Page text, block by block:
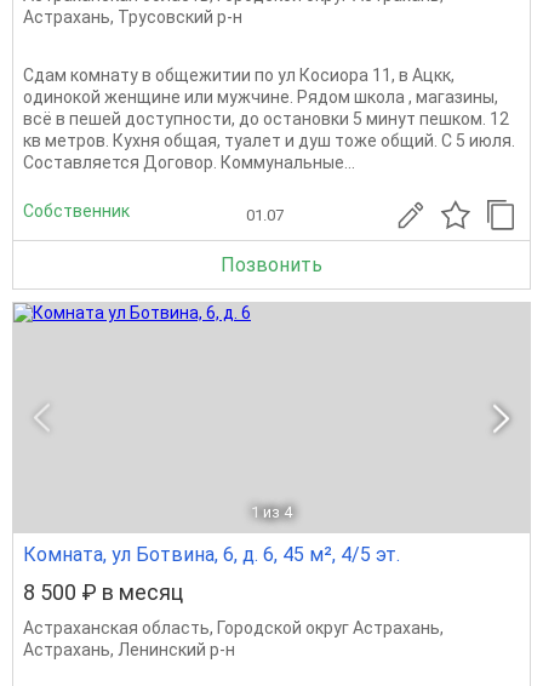
Астрахань, Трусовский р-н
Сдам комнату в общежитии по ул Косиора 11, в Ацкк,
одинокой женщине или мужчине. Рядом школа , магазины,
всё в пешей доступности, до остановки 5 минут пешком. 12
кв метров. Кухня общая, туалет и душ тоже общий. С 5 июля.
Составляется Договор. Коммунальные...
Собственник 01.07
Позвонить
1 из 4
Комната, ул Ботвина, 6, д. 6, 45 м², 4/5 эт.
8 500 ₽ в месяц
Астраханская область, Городской округ Астрахань,
Астрахань, Ленинский р-н